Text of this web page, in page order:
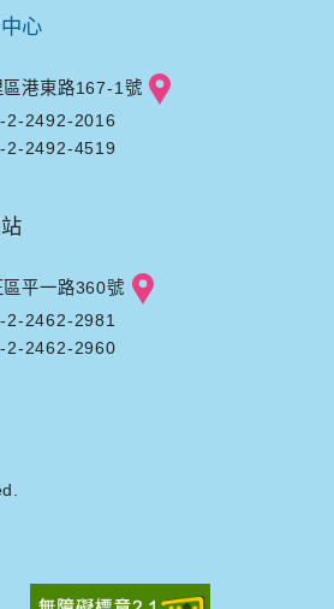
心
區港東路167-1號
2-2492-2016
2-2492-4519
平一路360號
2-2462-2981
2-2462-2960